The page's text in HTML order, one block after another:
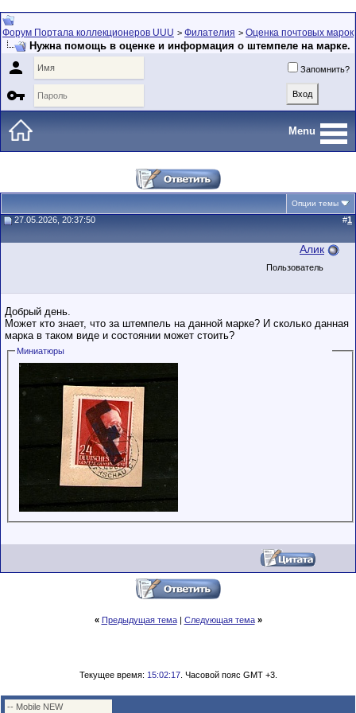
Форум Портала коллекционеров UUU > Филателия > Оценка почтовых марок
Нужна помощь в оценке и информация о штемпеле на марке.
 Запомнить?

Menu
Опции темы
27.05.2026, 20:37:50 #1
Алик
Пользователь
Добрый день.
Может кто знает, что за штемпель на данной марке? И сколько данная
марка в таком виде и состоянии может стоить?
Миниатюры
« Предыдущая тема| Следующая тема »
Текущее время: 15:02:17. Часовой пояс GMT +3.